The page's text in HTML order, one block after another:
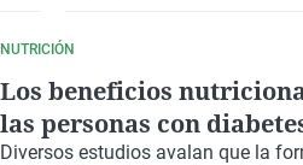
NUTRICIÓN
Los beneficios
las personas con
Diversos estudios avalan que la